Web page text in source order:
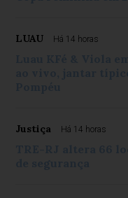
LUAU Há 14 horas
Justiça Há 14 horas